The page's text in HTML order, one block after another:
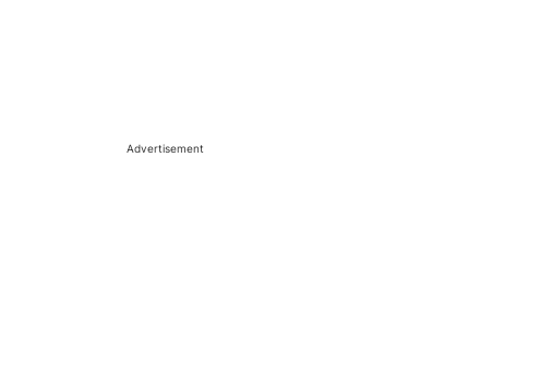
Advertisement